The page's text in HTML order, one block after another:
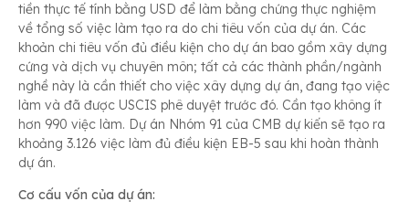
tiền thực tế tính bằng USD để làm bằng chứng thực nghiệm
về tổng số việc làm tạo ra do chi tiêu vốn của dự án. Các
khoản chi tiêu vốn đủ điều kiện cho dự án bao gồm xây dựng
cứng và dịch vụ chuyên môn; tất cả các thành phần/ngành
nghề này là cần thiết cho việc xây dựng dự án, đang tạo việc
làm và đã được USCIS phê duyệt trước đó. Cần tạo không ít
hơn 990 việc làm. Dự án Nhóm 91 của CMB dự kiến sẽ tạo ra
khoảng 3.126 việc làm đủ điều kiện EB-5 sau khi hoàn thành
dự án.
Cơ cấu vốn của dự án: